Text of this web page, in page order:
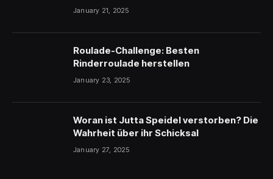
January 21, 2025
Roulade-Challenge: Besten
Rinderroulade herstellen
January 23, 2025
Woran ist Jutta Speidel verstorben? Die
Wahrheit über ihr Schicksal
January 27, 2025